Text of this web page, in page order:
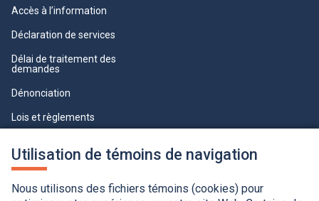
Utilisation de témoins de navigation
Nous utilisons des fichiers témoins (cookies) pour
Accès à l’information
Déclaration de services
Délai de traitement des
demandes
Dénonciation
Lois et règlements
professionnelle